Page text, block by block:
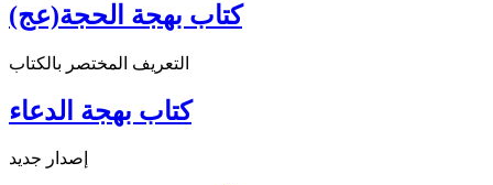
كتاب بهجة الحجة(عج)
التعريف المختصر بالكتاب
كتاب بهجة الدعاء
إصدار جديد